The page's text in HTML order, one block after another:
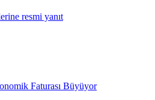
resmi yanıt
Faturası Büyüyor